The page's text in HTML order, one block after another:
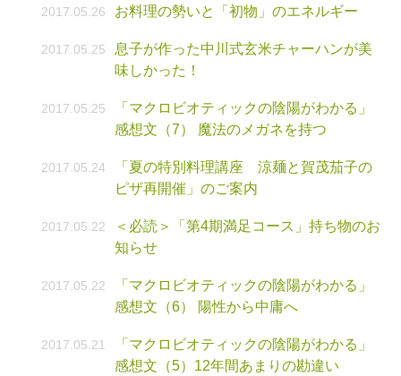
2017.05.26 お料理の勢いと「初物」のエネルギー
2017.05.25
息子が作った中川式玄米チャーハンが美
味しかった！
2017.05.25
「マクロビオティックの陰陽がわかる」
感想文（7） 魔法のメガネを持つ
2017.05.24
「夏の特別料理講座 涼麺と賀茂茄子の
ピザ再開催」のご案内
2017.05.22
＜必読＞「第4期満足コース」持ち物のお
知らせ
2017.05.22
「マクロビオティックの陰陽がわかる」
感想文（6） 陽性から中庸へ
2017.05.21
「マクロビオティックの陰陽がわかる」
感想文（5）12年間あまりの勘違い